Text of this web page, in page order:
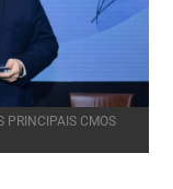
PRINCIPAIS CMOS